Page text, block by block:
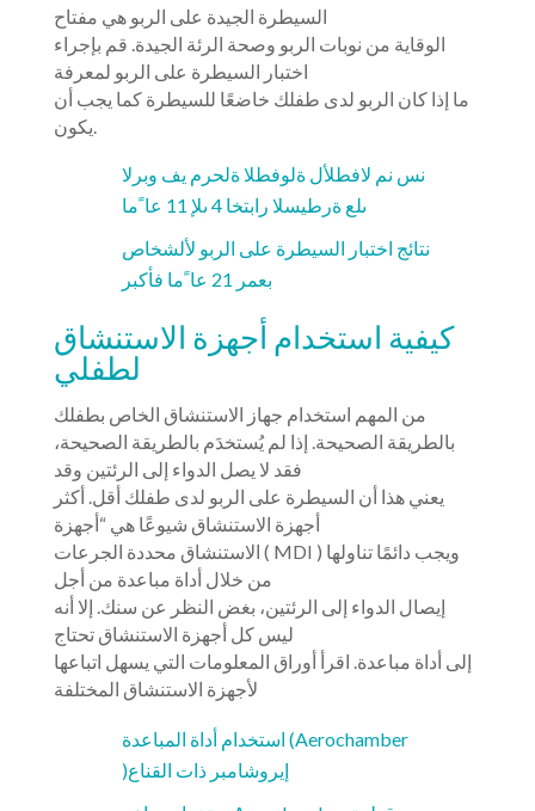
السيطرة الجيدة على الربو هي مفتاح
الوقاية من نوبات الربو وصحة الرئة الجيدة. قم بإجراء
اختبار السيطرة على الربو لمعرفة
ما إذا كان الربو لدى طفلك خاضعًا للسيطرة كما يجب أن
يكون.
نس نم لافطلأل ةلوفطلا ةلحرم يف وبرلا
ىلع ةرطیسلا رابتخا 4 ىلإ 11 عا ًما
نتائج اختبار السيطرة على الربو لألشخاص
بعمر 21 عا ًما فأكبر
كيفية استخدام أجهزة الاستنشاق
لطفلي
من المهم استخدام جهاز الاستنشاق الخاص بطفلك
بالطريقة الصحيحة. إذا لم يُستخدَم بالطريقة الصحيحة،
فقد لا يصل الدواء إلى الرئتين وقد
يعني هذا أن السيطرة على الربو لدى طفلك أقل. أكثر
أجهزة الاستنشاق شيوعًا هي “أجهزة
الاستنشاق محددة الجرعات ( MDI ) ويجب دائمًا تناولها
من خلال أداة مباعدة من أجل
إيصال الدواء إلى الرئتين، بغض النظر عن سنك. إلا أنه
ليس كل أجهزة الاستنشاق تحتاج
إلى أداة مباعدة. اقرأ أوراق المعلومات التي يسهل اتباعها
لأجهزة الاستنشاق المختلفة
استخدام أداة المباعدة (Aerochamber
)إيروشامبر ذات القناع